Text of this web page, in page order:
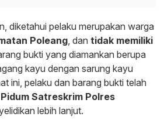
diketahui pelaku merupakan warga
Poleang , dan tidak memiliki
bukti yang diamankan berupa
kayu dengan sarung kayu
ini, pelaku dan barang bukti telah
Satreskrim Polres
lebih lanjut.